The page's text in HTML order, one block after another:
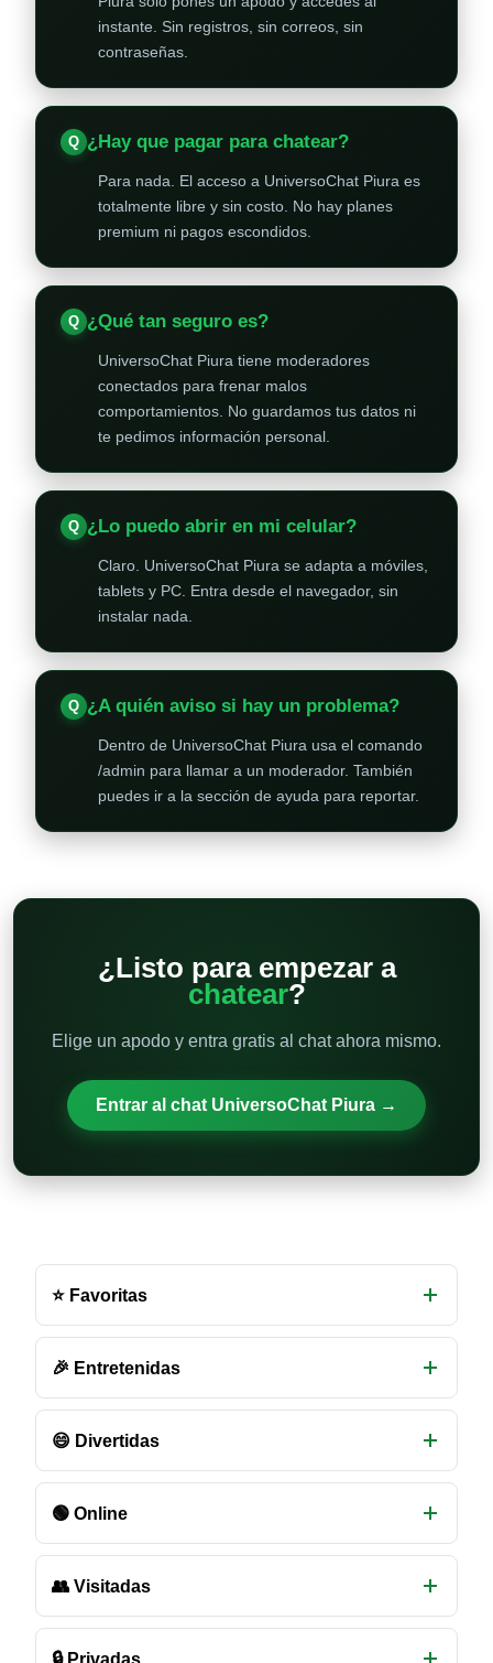
instante. Sin registros, sin correos, sin
contraseñas.
¿Hay que pagar para chatear?
Para nada. El acceso a UniversoChat Piura es
totalmente libre y sin costo. No hay planes
premium ni pagos escondidos.
¿Qué tan seguro es?
UniversoChat Piura tiene moderadores
conectados para frenar malos
comportamientos. No guardamos tus datos ni
te pedimos información personal.
¿Lo puedo abrir en mi celular?
Claro. UniversoChat Piura se adapta a móviles,
tablets y PC. Entra desde el navegador, sin
instalar nada.
¿A quién aviso si hay un problema?
Dentro de UniversoChat Piura usa el comando
/admin para llamar a un moderador. También
puedes ir a la sección de ayuda para reportar.
¿Listo para empezar a
chatear?
Elige un apodo y entra gratis al chat ahora mismo.
Entrar al chat UniversoChat Piura →
de
chat
disponibles
⭐ Favoritas
🎉 Entretenidas
😄 Divertidas
🟢 Online
👥 Visitadas
🔒 Privadas